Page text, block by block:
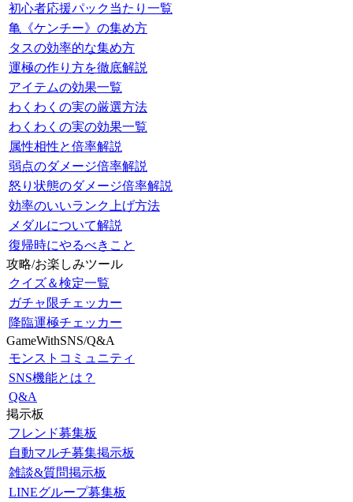
初心者応援パック当たり一覧
亀《ケンチー》の集め方
タスの効率的な集め方
運極の作り方を徹底解説
アイテムの効果一覧
わくわくの実の厳選方法
わくわくの実の効果一覧
属性相性と倍率解説
弱点のダメージ倍率解説
怒り状態のダメージ倍率解説
効率のいいランク上げ方法
メダルについて解説
復帰時にやるべきこと
攻略/お楽しみツール
クイズ＆検定一覧
ガチャ限チェッカー
降臨運極チェッカー
GameWithSNS/Q&A
モンストコミュニティ
SNS機能とは？
Q&A
掲示板
フレンド募集板
自動マルチ募集掲示板
雑談&質問掲示板
LINEグループ募集板